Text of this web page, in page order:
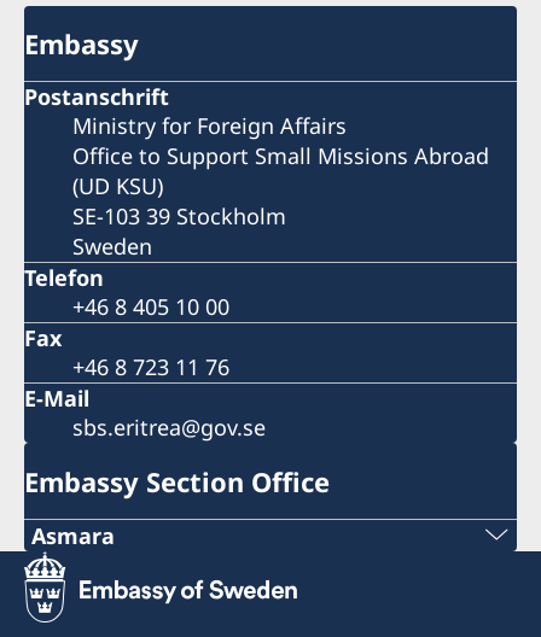
Embassy
Postanschrift
Ministry for Foreign Affairs
Office to Support Small Missions Abroad
(UD KSU)
SE-103 39 Stockholm
Sweden
Telefon
+46 8 405 10 00
Fax
+46 8 723 11 76
E-Mail
sbs.eritrea@gov.se
Embassy Section Office
Asmara
Telephone
+291 1 12 65 66